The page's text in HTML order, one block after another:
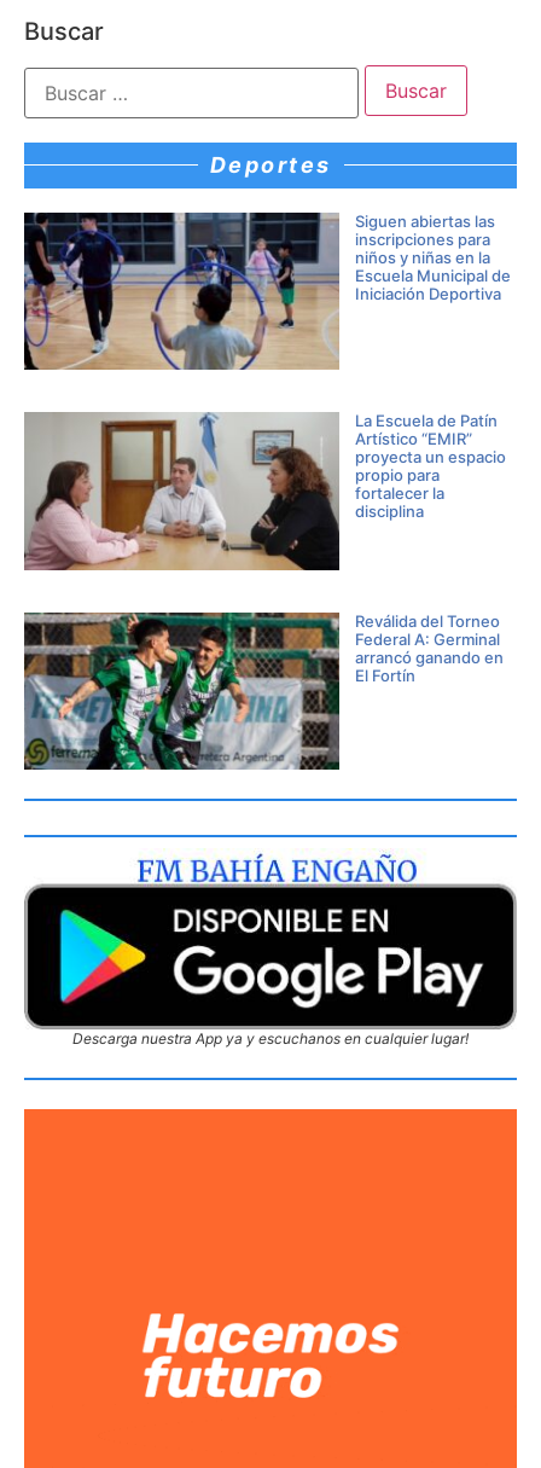
Buscar
Deportes
Siguen abiertas las
inscripciones para
niños y niñas en la
Escuela Municipal de
Iniciación Deportiva
La Escuela de Patín
Artístico “EMIR”
proyecta un espacio
propio para
fortalecer la
disciplina
Reválida del Torneo
Federal A: Germinal
arrancó ganando en
El Fortín
Descarga nuestra App ya y escuchanos en cualquier lugar!